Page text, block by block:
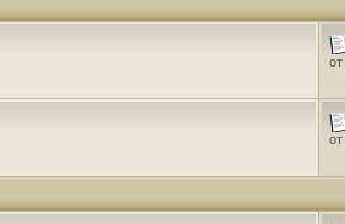
от
от